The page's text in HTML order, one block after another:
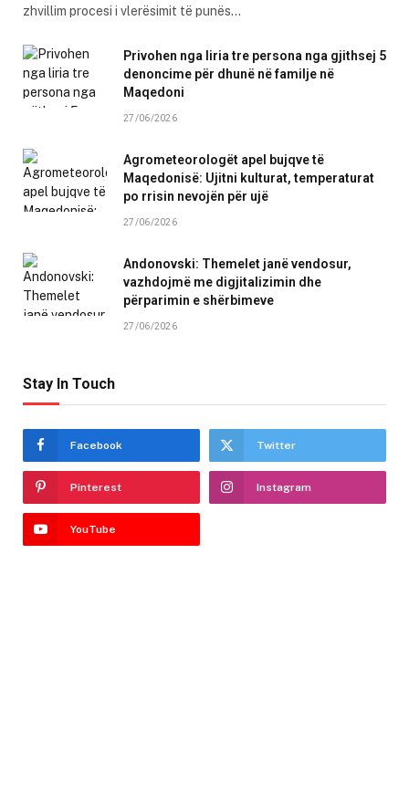
zhvillim procesi i vlerësimit të punës…
Privohen nga liria tre persona nga gjithsej 5
denoncime për dhunë në familje në
Maqedoni
27/06/2026
Agrometeorologët apel bujqve të
Maqedonisë: Ujitni kulturat, temperaturat
po rrisin nevojën për ujë
27/06/2026
Andonovski: Themelet janë vendosur,
vazhdojmë me digjitalizimin dhe
përparimin e shërbimeve
27/06/2026
Stay In Touch
Facebook Twitter
Pinterest Instagram
YouTube